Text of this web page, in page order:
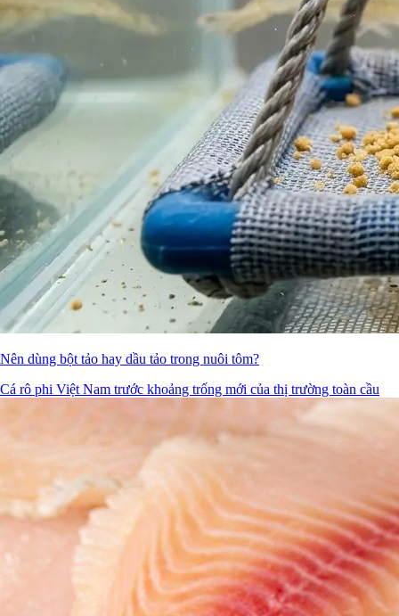
Nên dùng bột tảo hay dầu tảo trong nuôi tôm?
Cá rô phi Việt Nam trước khoảng trống mới của thị trường toàn cầu